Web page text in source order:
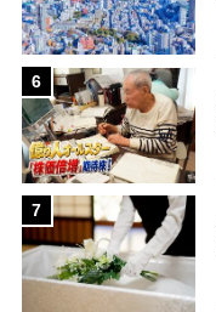
6
7